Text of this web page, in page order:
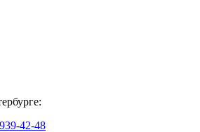
42-48